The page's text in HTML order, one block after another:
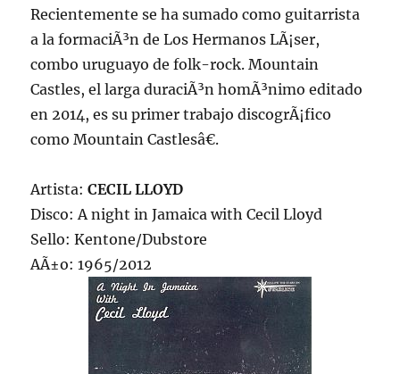
Recientemente se ha sumado como guitarrista
a la formaciÃ³n de Los Hermanos LÃ¡ser,
combo uruguayo de folk-rock. Mountain
Castles, el larga duraciÃ³n homÃ³nimo editado
en 2014, es su primer trabajo discogrÃ¡fico
como Mountain Castlesâ€.
Artista:CECIL LLOYD
Disco: A night in Jamaica with Cecil Lloyd
Sello: Kentone/Dubstore
AÃ±o: 1965/2012